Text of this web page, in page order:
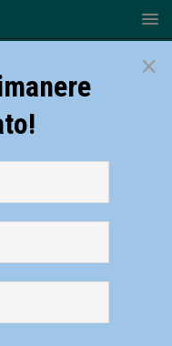
×